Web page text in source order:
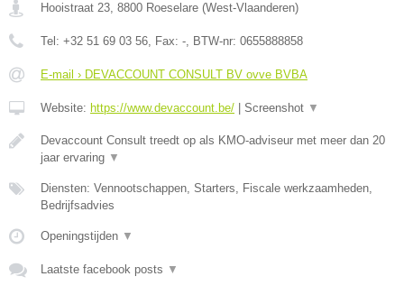
Hooistraat 23, 8800 Roeselare (West-Vlaanderen)
Tel: +32 51 69 03 56, Fax: -, BTW-nr: 0655888858
E-mail › DEVACCOUNT CONSULT BV ovve BVBA
Website: https://www.devaccount.be/ Screenshot ▼
Devaccount Consult treedt op als KMO-adviseur met meer dan 20
jaar ervaring ▼
Diensten: Vennootschappen, Starters, Fiscale werkzaamheden,
Bedrijfsadvies
Openingstijden ▼
Laatste facebook posts ▼